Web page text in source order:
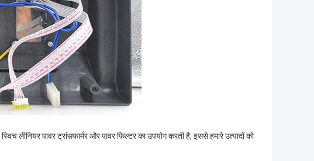
लीनियर पावर ट्रांसफार्मर और पावर फिल्टर का उपयोग करती है, इससे हमारे उत्पादों को